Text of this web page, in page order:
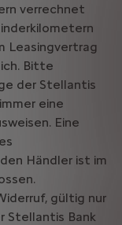
verrechnet
Leasingvertrag
Bitte
der Stellantis
eine
Eine
Händler ist im
gültig nur
Stellantis Bank